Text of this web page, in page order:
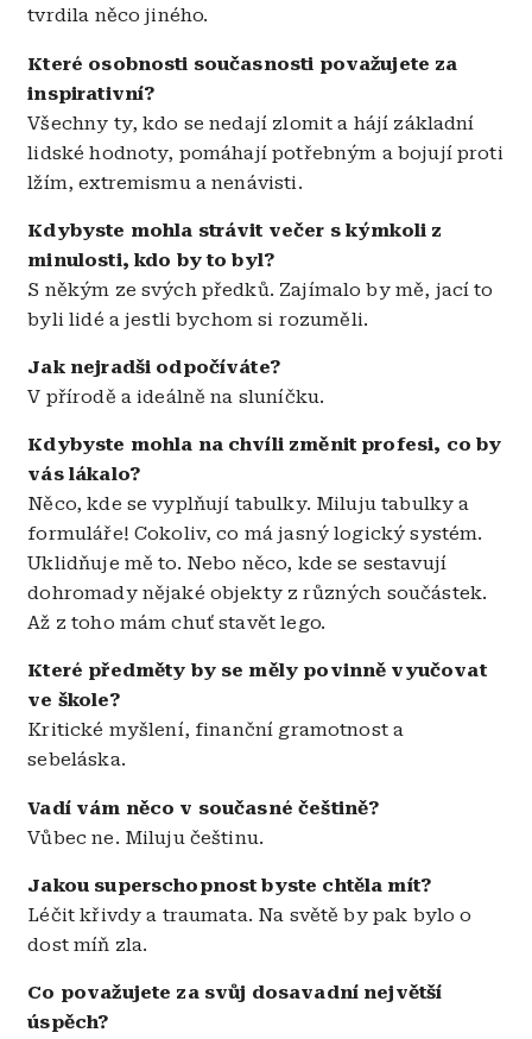
tvrdila něco jiného.
Které osobnosti současnosti považujete za
inspirativní?
Všechny ty, kdo se nedají zlomit a hájí základní
lidské hodnoty, pomáhají potřebným a bojují proti
lžím, extremismu a nenávisti.
Kdybyste mohla strávit večer s kýmkoli z
minulosti, kdo by to byl?
S někým ze svých předků. Zajímalo by mě, jací to
byli lidé a jestli bychom si rozuměli.
Jak nejradši odpočíváte?
V přírodě a ideálně na sluníčku.
Kdybyste mohla na chvíli změnit profesi, co by
vás lákalo?
Něco, kde se vyplňují tabulky. Miluju tabulky a
formuláře! Cokoliv, co má jasný logický systém.
Uklidňuje mě to. Nebo něco, kde se sestavují
dohromady nějaké objekty z různých součástek.
Až z toho mám chuť stavět lego.
Které předměty by se měly povinně vyučovat
ve škole?
Kritické myšlení, finanční gramotnost a
sebeláska.
Vadí vám něco v současné češtině?
Vůbec ne. Miluju češtinu.
Jakou superschopnost byste chtěla mít?
Léčit křivdy a traumata. Na světě by pak bylo o
dost míň zla.
Co považujete za svůj dosavadní největší
úspěch?